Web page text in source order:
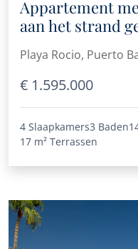
Appartement
aan het strand
Playa Rocio in
Playa Rocio, Puerto
€ 1.595.000
4 Slaapkamers3 Baden
17 m² Terrassen